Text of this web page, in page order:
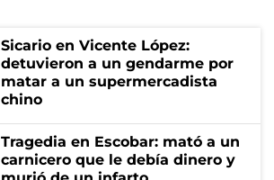
Sicario en Vicente López:
detuvieron a un gendarme por
matar a un supermercadista
chino
Tragedia en Escobar: mató a un
carnicero que le debía dinero y